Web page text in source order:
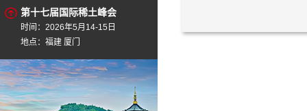
第十七届国际稀土峰会
时间：2026年5月14-15日
地点：福建 厦门